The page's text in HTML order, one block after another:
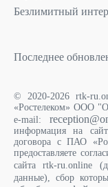
Безлимитный
Последнее
© 2020-2026 rtk-
«Ростелеком» ООО
e-mail:
информация на
договора с ПАО
предоставляете
сайта rtk-ru.online
данные), сбор